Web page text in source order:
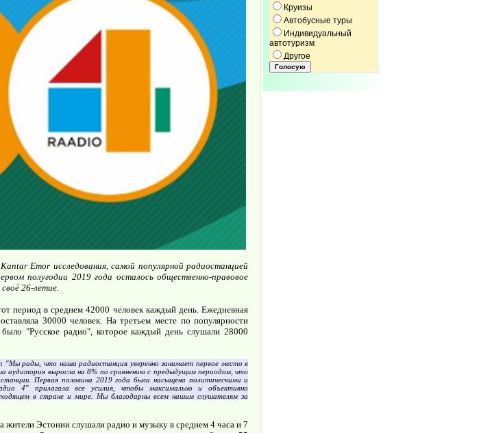
Emor исследования, самой популярной радиостанцией
полугодии 2019 года осталось общественно-правовое
26-летие.
период в среднем 42000 человек каждый день. Ежедневная
30000 человек. На третьем месте по популярности
"Русское радио", которое каждый день слушали 28000
"Мы рады, что наша радиостанция уверенно занимает первое место в
аудитория выросла на 8% по сравнению с предыдущим периодом, что
Первая половина 2019 года была насыщена политическими и
4" прилагала все усилия, чтобы максимально и объективно
в стране и мире. Мы благодарны всем нашим слушателям за
Эстонии слушали радио и музыку в среднем 4 часа и 7
Круизы
Автобусные туры
Индивидуальный
автотуризм
Другое